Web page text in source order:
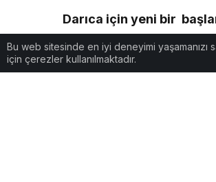
Darıca için yeni bir
Göz Atın
Bu web sitesinde en iyi deneyimi yaşamanızı
için çerezler kullanılmaktadır.